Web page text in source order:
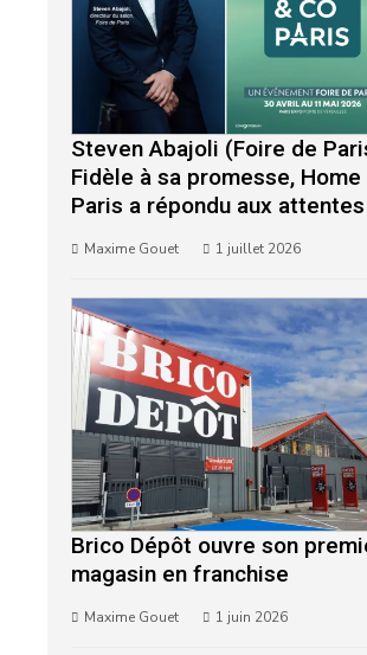
Steven Abajoli (Foire de
Fidèle à sa promesse, Home
Paris a répondu aux
Maxime Gouet 1 juillet 2026
Brico Dépôt ouvre son
magasin en franchise
Maxime Gouet 1 juin 2026